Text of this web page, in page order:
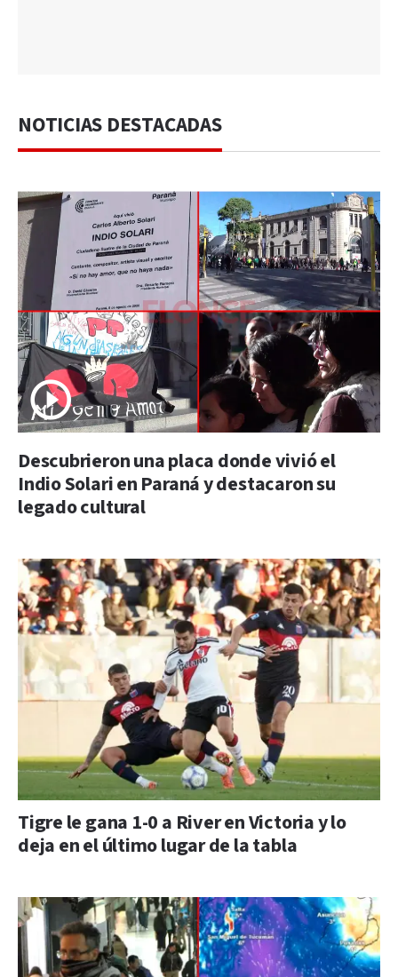
NOTICIAS DESTACADAS
Descubrieron una placa donde vivió el
Indio Solari en Paraná y destacaron su
legado cultural
Tigre le gana 1-0 a River en Victoria y lo
deja en el último lugar de la tabla